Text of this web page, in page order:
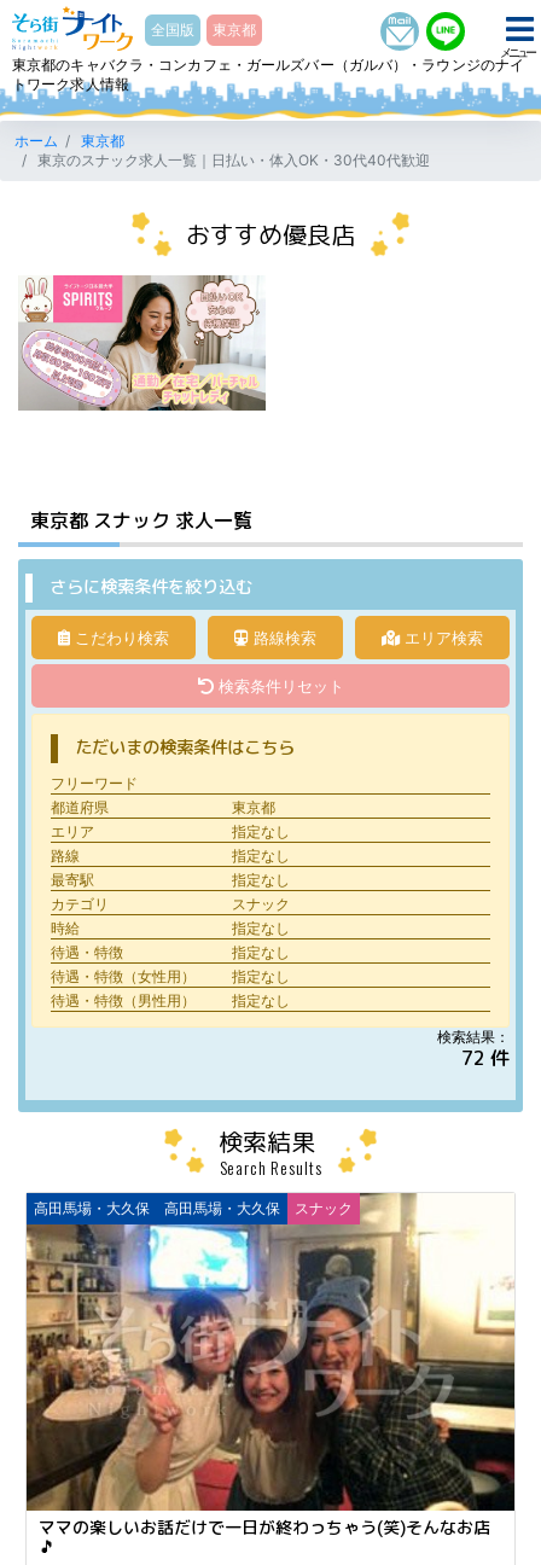
メニュー
そら街ナイトワーク
全国版
東京都
東京都のキャバクラ・コンカフェ・ガールズバー（ガルバ）・ラウンジのナイ
トワーク求人情報
ホーム
東京都
東京のスナック求人一覧｜日払い・体入OK・30代40代歓迎
おすすめ優良店
東京都 スナック 求人一覧
さらに検索条件を絞り込む
こだわり検索 路線検索 エリア検索
検索条件リセット
ただいまの検索条件はこちら
フリーワード
都道府県
東京都
エリア
指定なし
路線
指定なし
最寄駅
指定なし
カテゴリ
スナック
時給
指定なし
待遇・特徴
指定なし
待遇・特徴（女性用）
指定なし
待遇・特徴（男性用）
指定なし
検索結果：
72 件
検索結果
Search Results
高田馬場・大久保 高田馬場・大久保 スナック
ママの楽しいお話だけで一日が終わっちゃう(笑)そんなお店
🎵